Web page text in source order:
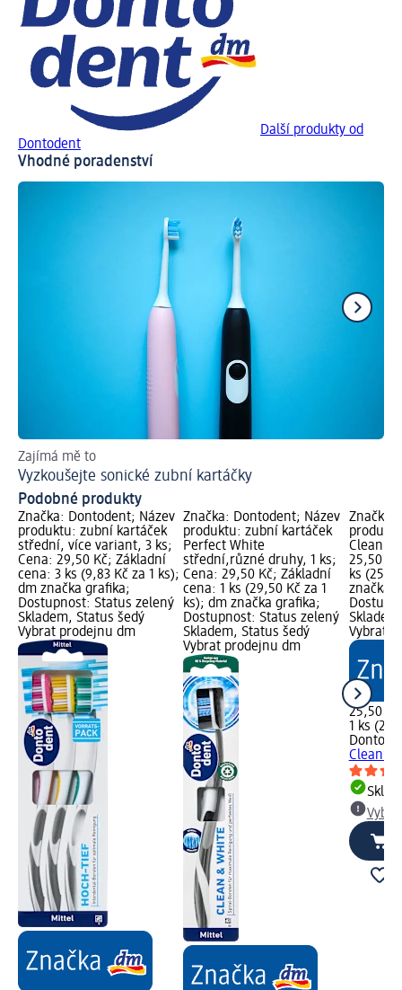
Další produkty od
Dontodent
Vhodné poradenství
Zajímá mě to
Vyzkoušejte sonické zubní kartáčky
Podobné produkty
Značka: Dontodent; Název
produktu: zubní kartáček
střední, více variant, 3 ks;
Cena: 29,50 Kč; Základní
cena: 3 ks (9,83 Kč za 1 ks);
dm značka grafika;
Dostupnost: Status zelený
Skladem, Status šedý
Vybrat prodejnu dm
Značka: Dontodent; Název
produktu: zubní kartáček
Perfect White
střední,různé druhy, 1 ks;
Cena: 29,50 Kč; Základní
cena: 1 ks (29,50 Kč za 1
ks); dm značka grafika;
Dostupnost: Status zelený
Skladem, Status šedý
Vybrat prodejnu dm
Značka:
Clean
25,50
ks
značka
Vybrat
25,50 Kč
1 ks
Clean